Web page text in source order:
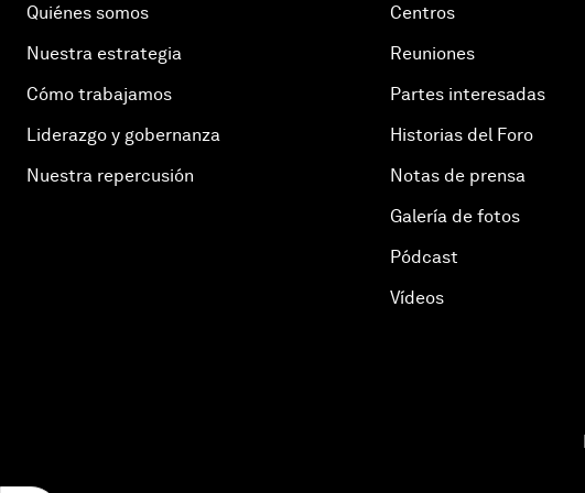
Quiénes somos
Nuestra estrategia
Cómo trabajamos
Liderazgo y gobernanza
Nuestra repercusión
Centros
Reuniones
Partes interesadas
Historias del Foro
Notas de prensa
Galería de fotos
Pódcast
Vídeos